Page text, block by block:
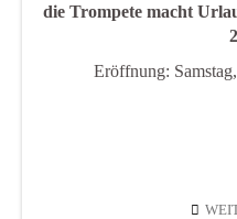
die Trompete macht
Eröffnung: